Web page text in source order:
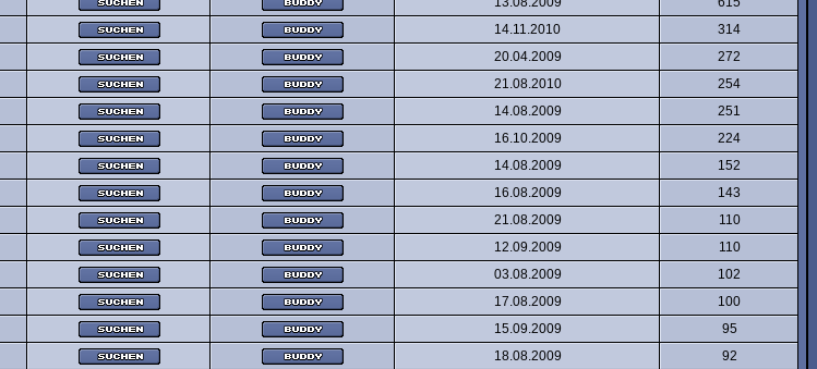
14.11.2010
314
20.04.2009
272
21.08.2010
254
14.08.2009
251
16.10.2009
224
14.08.2009
152
16.08.2009
143
21.08.2009
110
12.09.2009
110
03.08.2009
102
17.08.2009
100
15.09.2009
95
18.08.2009
92